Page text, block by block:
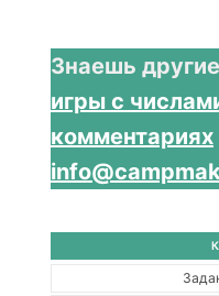
Знаешь другие
игры с
комментариях